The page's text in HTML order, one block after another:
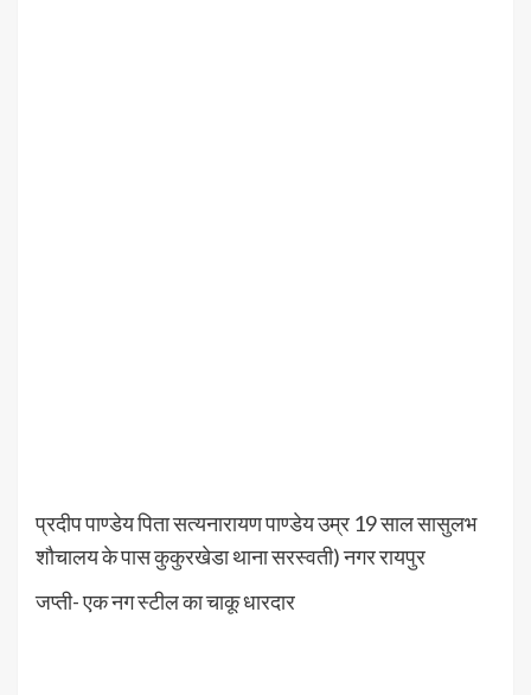
प्रदीप पाण्डेय पिता सत्यनारायण पाण्डेय उम्र 19 साल सासुलभ
शौचालय के पास कुकुरखेडा थाना सरस्वती) नगर रायपुर
जप्ती- एक नग स्टील का चाकू धारदार